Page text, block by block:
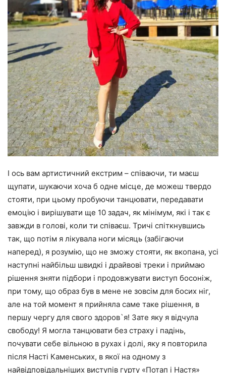
І ось вам артистичний екстрим – співаючи, ти маєш
щупати, шукаючи хоча б одне місце, де можеш твердо
стояти, при цьому пробуючи танцювати, передавати
емоцію і вирішувати ще 10 задач, як мінімум, які і так є
завжди в голові, коли ти співаєш. Тричі спіткнувшись
так, що потім я лікувала ноги місяць (забігаючи
наперед), я розумію, що не зможу стояти, як вкопана, усі
наступні найбільш швидкі і драйвові треки і приймаю
рішення зняти підбори і продовжувати виступ босоніж,
при тому, що образ був в мене не зовсім для босих ніг,
але на той момент я прийняла саме таке рішення, в
першу чергу для свого здоров`я! Зате яку я відчула
свободу! Я могла танцювати без страху і падінь,
почувати себе вільною в рухах і долі, яку я повторила
після Насті Каменських, в якої на одному з
найвідповідальніших виступів гурту «Потап і Настя»